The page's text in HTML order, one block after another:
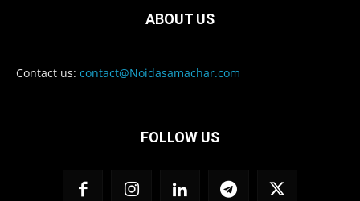
ABOUT US
Contact us: contact@Noidasamachar.com
FOLLOW US